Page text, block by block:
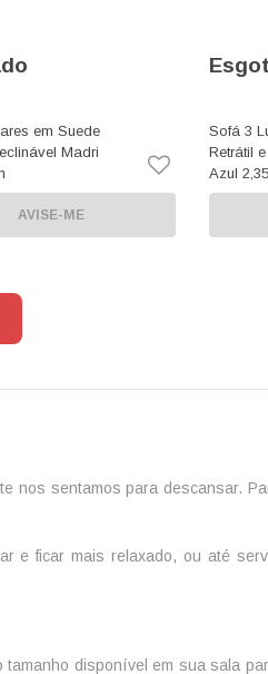
em Suede
Madri
AVISE-ME
Sofá 3
Retrátil
Azul
nos sentamos para descansar.
e ficar mais relaxado, ou até
disponível em sua sala